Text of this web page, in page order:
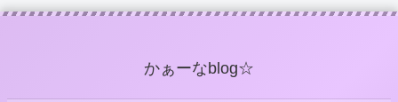
かぁーなblog☆